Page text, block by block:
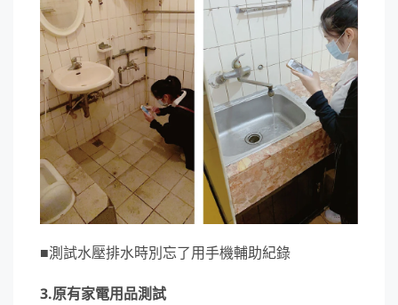
■測試水壓排水時別忘了用手機輔助紀錄
3.原有家電用品測試